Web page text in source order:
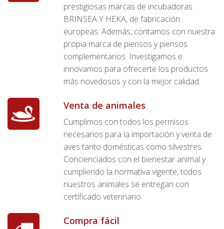
prestigiosas marcas de incubadoras
BRINSEA Y HEKA, de fabricación
europeas. Además, contamos con nuestra
propia marca de piensos y piensos
complementarios. Investigamos e
innovamos para ofrecerte los productos
más novedosos y con la mejor calidad.
Venta de animales
Cumplimos con todos los permisos
necesarios para la importación y venta de
aves tanto domésticas como silvestres.
Concienciados con el bienestar animal y
cumpliendo la normativa vigente, todos
nuestros animales se entregan con
certificado veterinario.
Compra fácil